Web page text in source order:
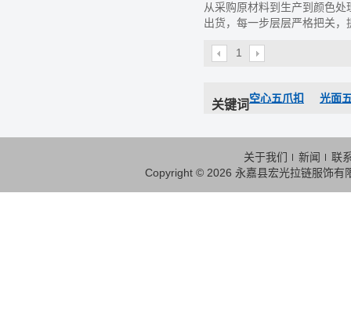
从采购原材料到生产到颜色处
出货，每一步层层严格把关，
1
关键词 空心五爪扣 光面
关于我们 新闻
联
Copyright © 2026 永嘉县宏光拉链服饰有